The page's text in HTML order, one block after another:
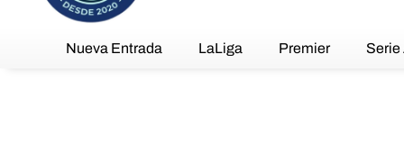
Nueva Entrada LaLiga Premier Serie